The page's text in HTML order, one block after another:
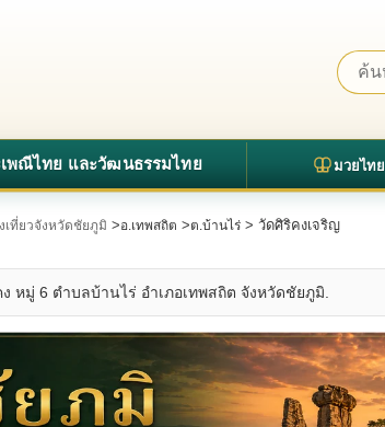
พณีไทย และวัฒนธรรมไทย มวยไทย
เที่ยวจังหวัดชัยภูมิ >อ.เทพสถิต >ต.บ้านไร่ > วัดศิริคงเจริญ
หมู่ 6 ตำบลบ้านไร่ อำเภอเทพสถิต จังหวัดชัยภูมิ.